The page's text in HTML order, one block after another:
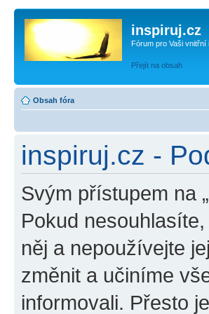
inspiruj.cz
Fórum pro Vaši
Přejít na obsah
Obsah fóra
inspiruj.cz -
Svým přístupem na
Pokud
něj a nepoužívejte
změnit a učiníme
informovali. Přesto